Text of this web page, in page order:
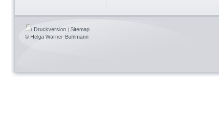
Druckversion | Sitemap
© Helga Warner-Buhlmann